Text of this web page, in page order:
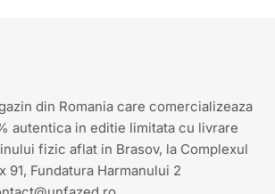
din Romania care comercializeaza
autentica in editie limitata cu livrare
fizic aflat in Brasov, la Complexul
91, Fundatura Harmanului 2